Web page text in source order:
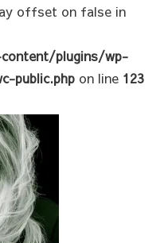
offset on false in
plugins/wp-
public.php on line 123